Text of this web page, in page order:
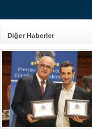
Diğer Haberler